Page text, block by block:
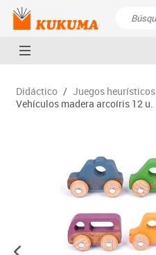
Didáctico / Juegos heurísticos
Vehículos madera arcoíris 12 u.